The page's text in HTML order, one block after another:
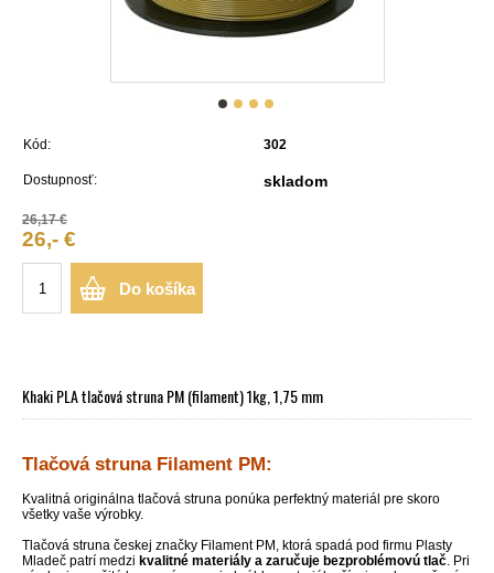
Kód: 302
Dostupnosť: skladom
26,17 €
26,- €
Do košíka
Khaki PLA tlačová struna PM (filament) 1kg, 1,75 mm
Tlačová struna Filament PM:
Kvalitná originálna tlačová struna ponúka perfektný materiál pre skoro
všetky vaše výrobky.
Tlačová struna českej značky Filament PM, ktorá spadá pod firmu Plasty
Mladeč patrí medzi kvalitné materiály a zaručuje bezproblémovú tlač. Pri